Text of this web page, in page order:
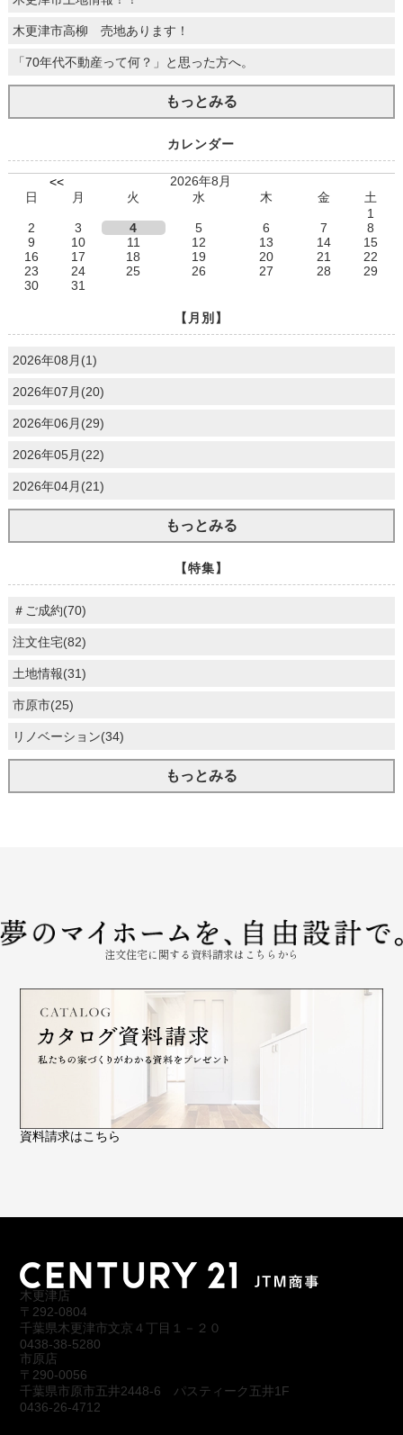
木更津市高柳 売地あります！
「70年代不動産って何？」と思った方へ。
もっとみる
カレンダー
<<
2026年8月
日
月 火 水 木 金
土
1
2
3 4 5 6 7
8
9
10 11 12 13 14
15
16
17 18 19 20 21
22
23
24 25 26 27 28
29
30
31
【月別】
2026年08月(1)
2026年07月(20)
2026年06月(29)
2026年05月(22)
2026年04月(21)
もっとみる
【特集】
＃ご成約(70)
注文住宅(82)
土地情報(31)
市原市(25)
リノベーション(34)
もっとみる
注文住宅に関する資料請求はこちらから
資料請求はこちら
木更津店
〒292-0804
千葉県木更津市文京４丁目１－２０
0438-38-5280
市原店
〒290-0056
千葉県市原市五井2448-6 パスティーク五井1F
0436-26-4712